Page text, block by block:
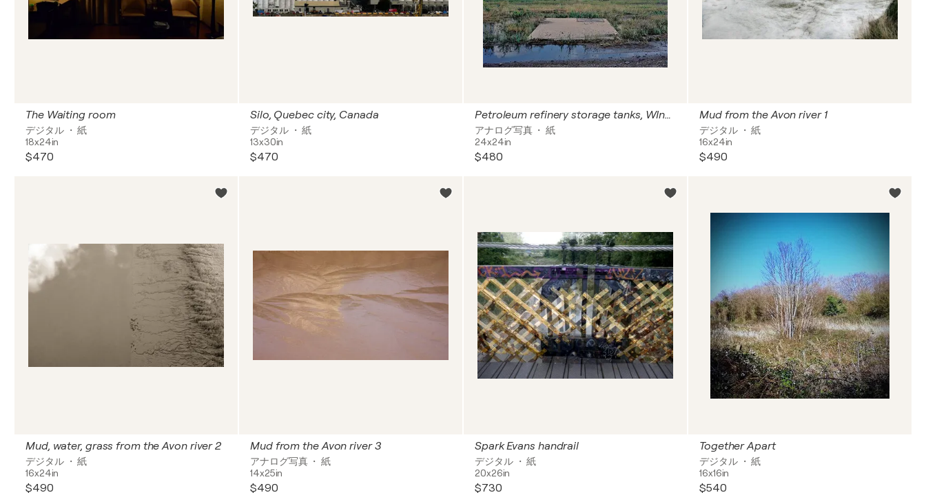
The Waiting room
デジタル ・ 紙
18x24in
$470
Silo, Quebec city, Canada
デジタル ・ 紙
13x30in
$470
Petroleum refinery storage tanks, WInnepeg, Canada
アナログ写真 ・ 紙
24x24in
$480
Mud from the Avon river 1
デジタル ・ 紙
16x24in
$490
Mud, water, grass from the Avon river 2
デジタル ・ 紙
16x24in
$490
Mud from the Avon river 3
アナログ写真 ・ 紙
14x25in
$490
Spark Evans handrail
デジタル ・ 紙
20x26in
$730
Together Apart
デジタル ・ 紙
16x16in
$540